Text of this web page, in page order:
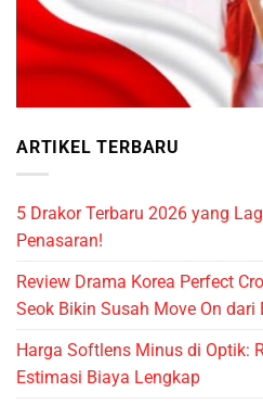
ARTIKEL TERBARU
5 Drakor Terbaru 2026 yang
Penasaran!
Review Drama Korea Perfect
Seok Bikin Susah Move On dari
Harga Softlens Minus di Optik:
Estimasi Biaya Lengkap